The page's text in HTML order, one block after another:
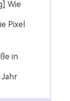
Wie
Pixel
in